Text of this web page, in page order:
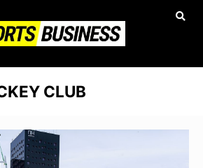
CLUB